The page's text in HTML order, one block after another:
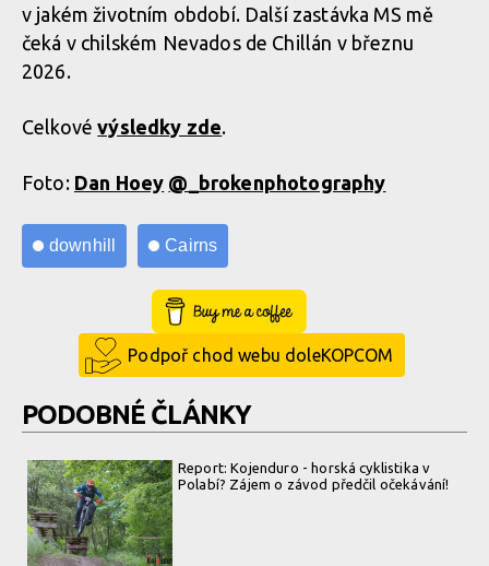
MIlan Suchomel třetí na Mistrovství světa Masters v Cairns
MIlan Suchomel třetí na Mistrovství světa Masters v Cairns
v jakém životním období. Další zastávka MS mě
čeká v chilském Nevados de Chillán v březnu
2026.
Celkovévýsledky zde.
Foto: Dan Hoey @_brokenphotography
downhill Cairns
Buy Me a Coffee
Podpoř chod webu doleKOPCOM
PODOBNÉ ČLÁNKY
Report: Kojenduro - horská cyklistika v
Polabí? Zájem o závod předčil očekávání!